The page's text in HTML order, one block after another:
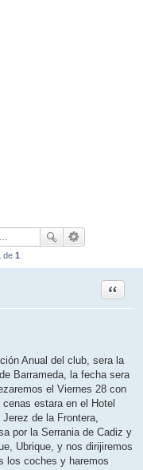
de 1
Citar
Anual del club, sera la
Barrameda, la fecha sera
el Viernes 28 con
estara en el Hotel
de la Frontera,
por la Serrania de Cadiz y
Ubrique, y nos dirijiremos
los coches y haremos